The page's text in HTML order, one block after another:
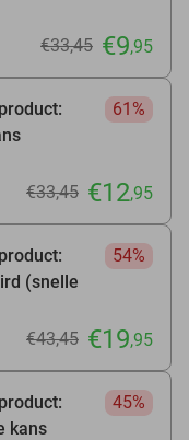
€33,45 €9,95
61%
€33,45 €12,95
(snelle
54%
€43,45 €19,95
kans
45%